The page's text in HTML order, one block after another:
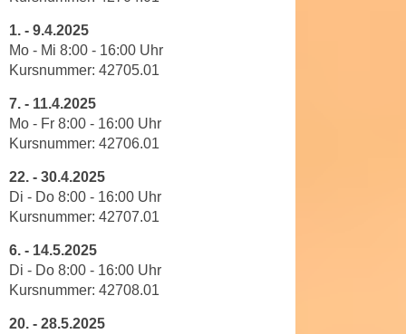
1. - 9.4.2025
Mo - Mi 8:00 - 16:00 Uhr
Kursnummer: 42705.01
7. - 11.4.2025
Mo - Fr 8:00 - 16:00 Uhr
Kursnummer: 42706.01
22. - 30.4.2025
Di - Do 8:00 - 16:00 Uhr
Kursnummer: 42707.01
6. - 14.5.2025
Di - Do 8:00 - 16:00 Uhr
Kursnummer: 42708.01
20. - 28.5.2025
n
l
i
n
e
-
o
u
n
e
y
z
n
a
u
c
a
n
n
t
e
r
n
e